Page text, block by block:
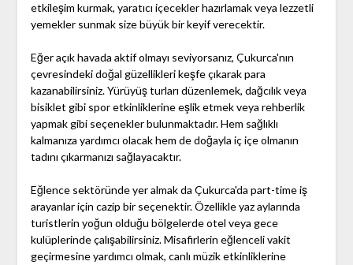
etkileşim kurmak, yaratıcı içecekler hazırlamak veya lezzetli
yemekler sunmak size büyük bir keyif verecektir.
Eğer açık havada aktif olmayı seviyorsanız, Çukurca'nın
çevresindeki doğal güzellikleri keşfe çıkarak para
kazanabilirsiniz. Yürüyüş turları düzenlemek, dağcılık veya
bisiklet gibi spor etkinliklerine eşlik etmek veya rehberlik
yapmak gibi seçenekler bulunmaktadır. Hem sağlıklı
kalmanıza yardımcı olacak hem de doğayla iç içe olmanın
tadını çıkarmanızı sağlayacaktır.
Eğlence sektöründe yer almak da Çukurca'da part-time iş
arayanlar için cazip bir seçenektir. Özellikle yaz aylarında
turistlerin yoğun olduğu bölgelerde otel veya gece
kulüplerinde çalışabilirsiniz. Misafirlerin eğlenceli vakit
geçirmesine yardımcı olmak, canlı müzik etkinliklerine